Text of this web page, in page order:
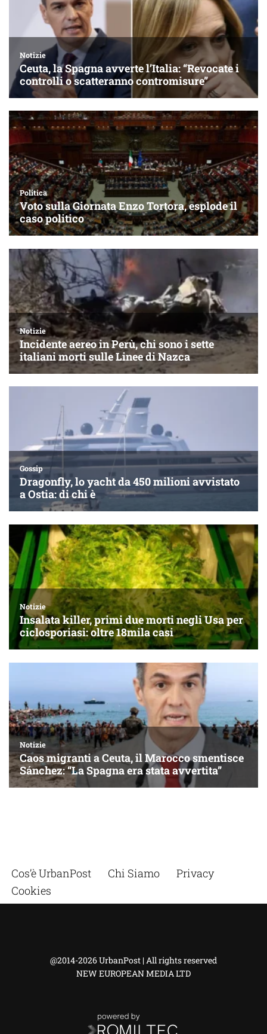
Cos’è UrbanPost Chi Siamo
Privacy
Cookies
@2014-2026 UrbanPost | All rights reserved
NEW EUROPEAN MEDIA LTD